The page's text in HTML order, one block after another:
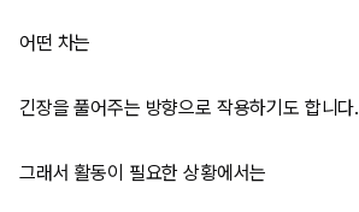
어떤 차는
긴장을 풀어주는 방향으로 작용하기도 합니다.
그래서 활동이 필요한 상황에서는